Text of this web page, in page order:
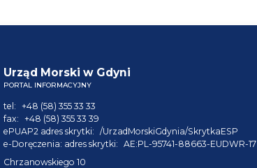
Urząd Morski w Gdyni
PORTAL INFORMACYJNY
tel: +48 (58) 355 33 33
fax: +48 (58) 355 33 39
ePUAP2 adres skrytki: /UrzadMorskiGdynia/SkrytkaESP
e-Doręczenia: adres skrytki: AE:PL-95741-88663-EUDWR-17
Chrzanowskiego 10